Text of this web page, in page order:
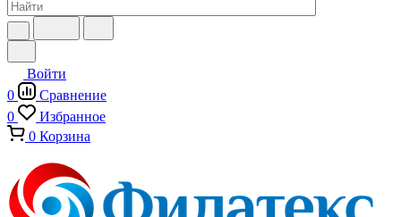
Войти
0
Сравнение
0
Избранное
0 Корзина